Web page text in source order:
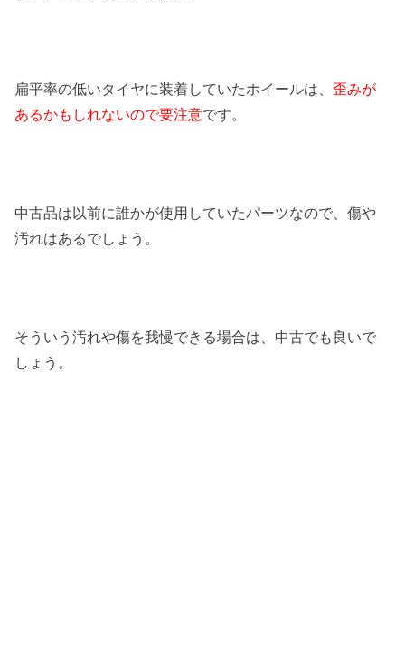
扁平率の低いタイヤに装着していたホイールは、歪みが
あるかもしれないので要注意です。
中古品は以前に誰かが使用していたパーツなので、傷や
汚れはあるでしょう。
そういう汚れや傷を我慢できる場合は、中古でも良いで
しょう。